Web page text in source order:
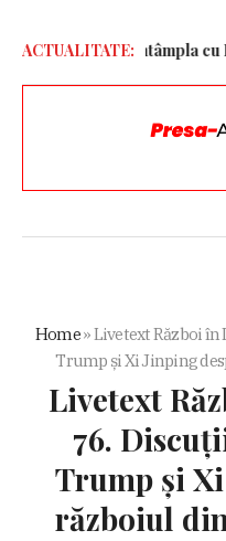
ACTUALITATE:
ce se întâmpla cu
Home»Livetext Război în
Trump și Xi Jinping
Livetext
76.
Trump și
războiul